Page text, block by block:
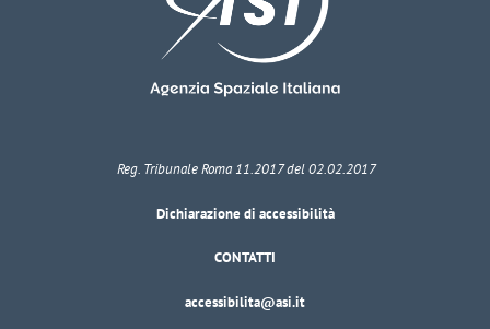
Reg. Tribunale Roma 11.2017 del 02.02.2017
Dichiarazione di accessibilità
CONTATTI
accessibilita@asi.it